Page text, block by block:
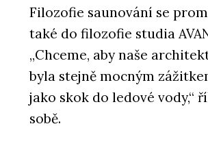
Filozofie saunování se
také do filozofie studia
„Chceme, aby naše
byla stejně mocným
jako skok do ledové vody,“
sobě.